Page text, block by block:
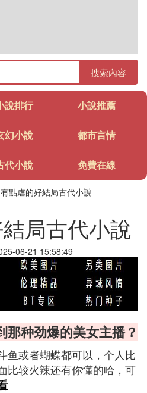
搜索內容
說排行 小說推薦
幻小說 都市言情
代小說 免費在線
點虐的好結局古代小說
局古代小說
06-21 15:58:49
种劲爆的美女主播？
鱼或者蝴蝶都可以，个人比
比较火辣还有你懂的哈，可